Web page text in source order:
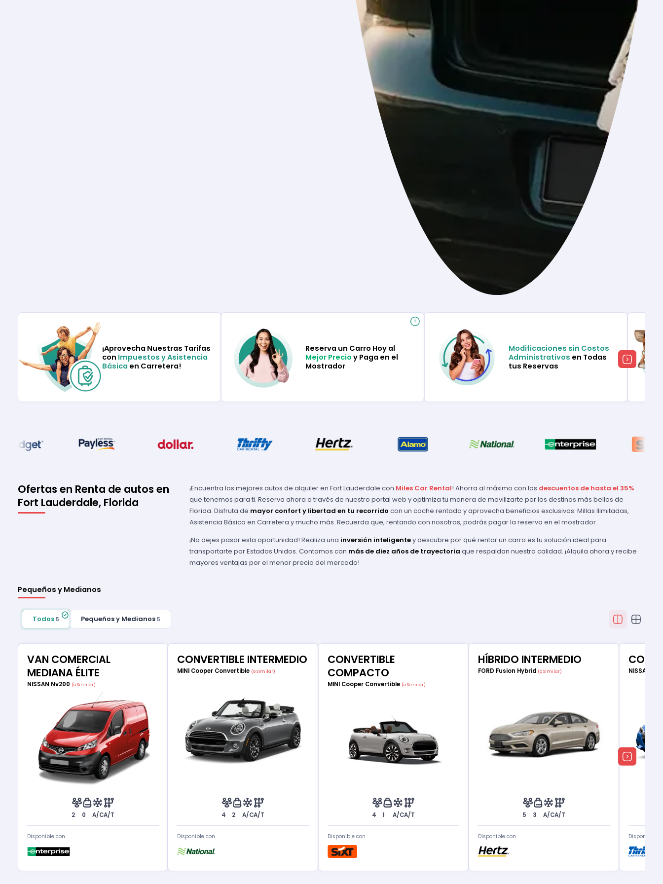
¡Aprovecha Nuestras Tarifas
con Impuestos y Asistencia
Básica en Carretera!
Reserva un Carro Hoy al
Mejor Precio y Paga en el
Mostrador
Modificaciones sin Costos
Administrativos en Todas
tus Reservas
Ofertas en Renta de autos en
Fort Lauderdale, Florida
¡Encuentra los mejores autos de alquiler en Fort Lauderdale con Miles Car Rental! Ahorra al máximo con los descuentos de hasta el 35%
que tenemos para ti. Reserva ahora a través de nuestro portal web y optimiza tu manera de movilizarte por los destinos más bellos de
Florida. Disfruta de mayor confort y libertad en tu recorrido con un coche rentado y aprovecha beneficios exclusivos: Millas Ilimitadas,
Asistencia Básica en Carretera y mucho más. Recuerda que, rentando con nosotros, podrás pagar la reserva en el mostrador.
¡No dejes pasar esta oportunidad! Realiza una inversión inteligentey descubre por qué rentar un carro es tu solución ideal para
transportarte por Estados Unidos. Contamos con más de diez años de trayectoria que respaldan nuestra calidad. ¡Alquila ahora y recibe
mayores ventajas por el menor precio del mercado!
Pequeños y Medianos
Todos 5 Pequeños y Medianos5
VAN COMERCIAL
MEDIANA ÉLITE
NISSAN Nv200 (o Similar)
2 0 A/CA/T
Disponible con
CONVERTIBLE INTERMEDIO
MINI Cooper Convertible (o Similar)
4 2 A/CA/T
Disponible con
CONVERTIBLE
COMPACTO
MINI Cooper Convertible (o Similar)
4 1 A/CA/T
Disponible con
HÍBRIDO INTERMEDIO
FORD Fusion Hybrid (o Similar)
5 3 A/CA/T
Disponible con
NISSAN
Disponible